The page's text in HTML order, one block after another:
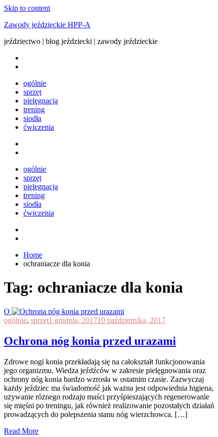
Skip to content
Zawody jeździeckie HPP-A
jeździectwo | blog jeździecki | zawody jeździeckie
ogólnie
sprzęt
pielęgnacja
trening
siodła
ćwiczenia
ogólnie
sprzęt
pielęgnacja
trening
siodła
ćwiczenia
Home
ochraniacze dla konia
Tag: ochraniacze dla konia
O
ogólnie, sprzęt1 grudnia, 201710 października, 2017
Ochrona nóg konia przed urazami
Zdrowe nogi konia przekładają się na całokształt funkcjonowania
jego organizmu. Wiedza jeźdźców w zakresie pielęgnowania oraz
ochrony nóg konia bardzo wzrosła w ostatnim czasie. Zazwyczaj
każdy jeździec ma świadomość jak ważna jest odpowiednia higiena,
używanie różnego rodzaju maści przyśpieszających regenerowanie
się mięśni po treningu, jak również realizowanie pozostałych działań
prowadzących do polepszenia stanu nóg wierzchowca. […]
Read More